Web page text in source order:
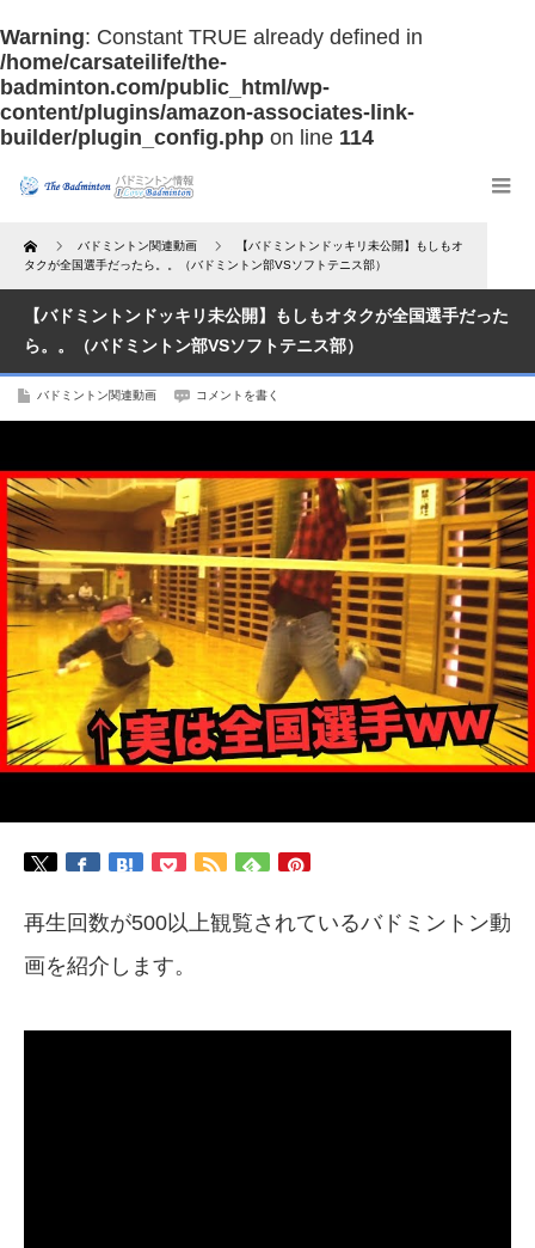
Warning: Constant TRUE already defined in
/home/carsateilife/the-
badminton.com/public_html/wp-
content/plugins/amazon-associates-link-
builder/plugin_config.php on line 114
Home バドミントン関連動画
【バドミントンドッキリ未公開】もしもオ
タクが全国選手だったら。。（バドミントン部VSソフトテニス部）
【バドミントンドッキリ未公開】もしもオタクが全国選手だった
ら。。（バドミントン部VSソフトテニス部）
バドミントン関連動画 コメントを書く
再生回数が500以上観覧されているバドミントン動
画を紹介します。